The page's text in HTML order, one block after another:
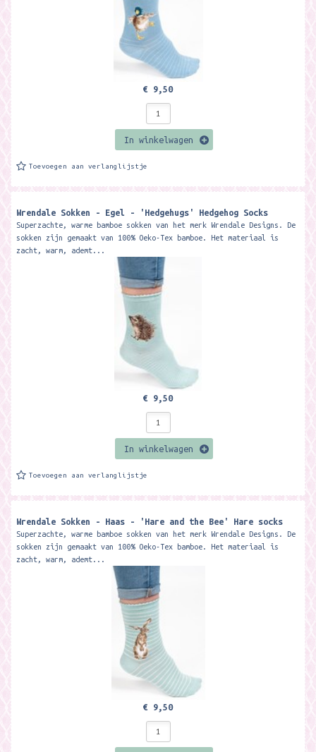
€ 9,50
In winkelwagen
Toevoegen aan verlanglijstje
Wrendale Sokken - Egel - 'Hedgehugs' Hedgehog Socks
Superzachte, warme bamboe sokken van het merk Wrendale Designs. De
sokken zijn gemaakt van 100% Oeko-Tex bamboe. Het materiaal is
zacht, warm, ademt...
€ 9,50
In winkelwagen
Toevoegen aan verlanglijstje
Wrendale Sokken - Haas - 'Hare and the Bee' Hare socks
Superzachte, warme bamboe sokken van het merk Wrendale Designs. De
sokken zijn gemaakt van 100% Oeko-Tex bamboe. Het materiaal is
zacht, warm, ademt...
€ 9,50